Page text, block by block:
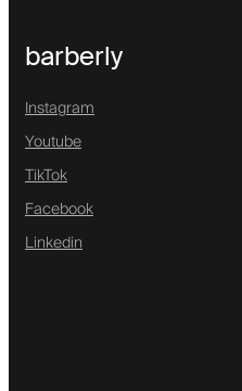
barberly
Instagram
Youtube
TikTok
Facebook
Linkedin